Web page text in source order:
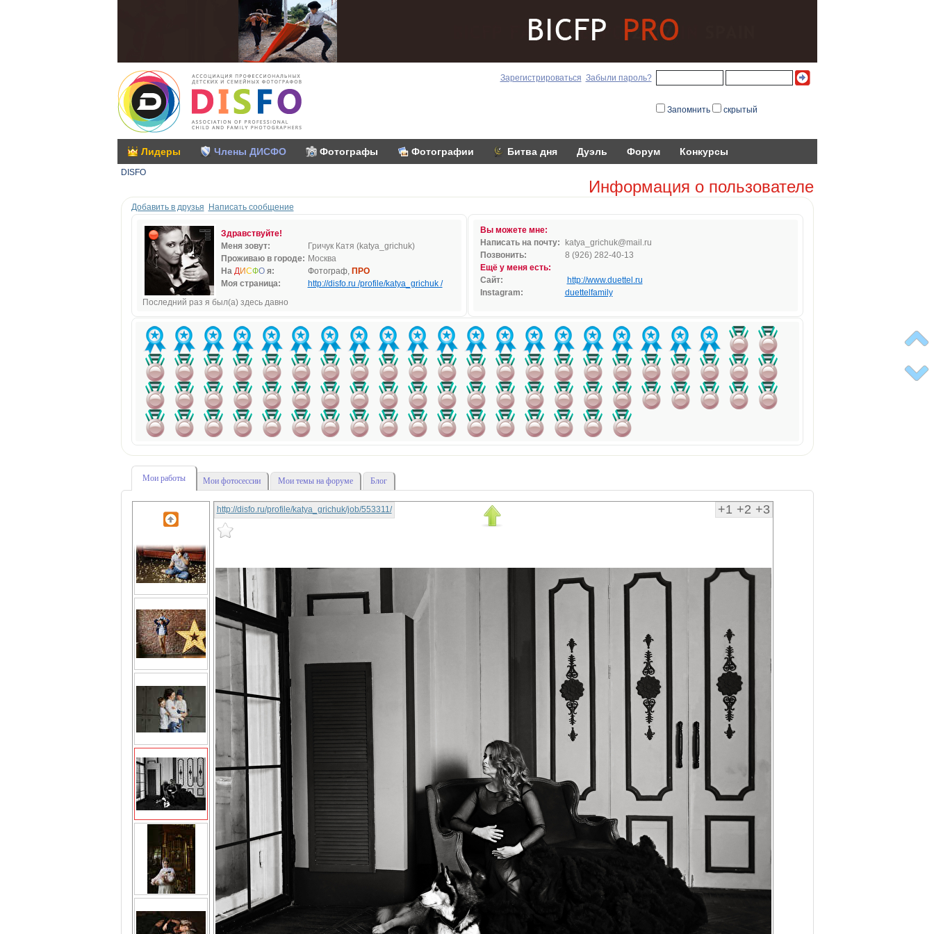
Зарегистрироваться Забыли пароль?
Запомнить скрытый
Лидеры Члены ДИСФО Фотографы Фотографии Битва дня Дуэль Форум Конкурсы
DISFO
Информация о пользователе
Добавить в друзья Написать сообщение
Здравствуйте!
Меня зовут:
Гричук Катя (katya_grichuk)
Проживаю в городе: Москва
На ДИСФОя: Фотограф, ПРО
Моя страница:
http://disfo.ru /profile/katya_grichuk /
Последний раз я был(а) здесь давно
Вы можете мне:
Написать на почту:
katya_grichu k@mai l.ru
Позвонить:
8 (926) 282-40-13
Ещё у меня есть:
Сайт:
http://www.duettel.ru
Instagram:
duettelfamily
Мои работы Мои фотосессии Мои темы на форуме Блог
+1 +2 +3
http://disfo.ru/profile/katya_grichuk/job/553311/